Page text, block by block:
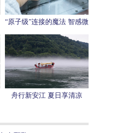
“原子级”连接的魔法 智感微
电子用一枚芯片感知“人形
机器人”未来
舟行新安江 夏日享清凉